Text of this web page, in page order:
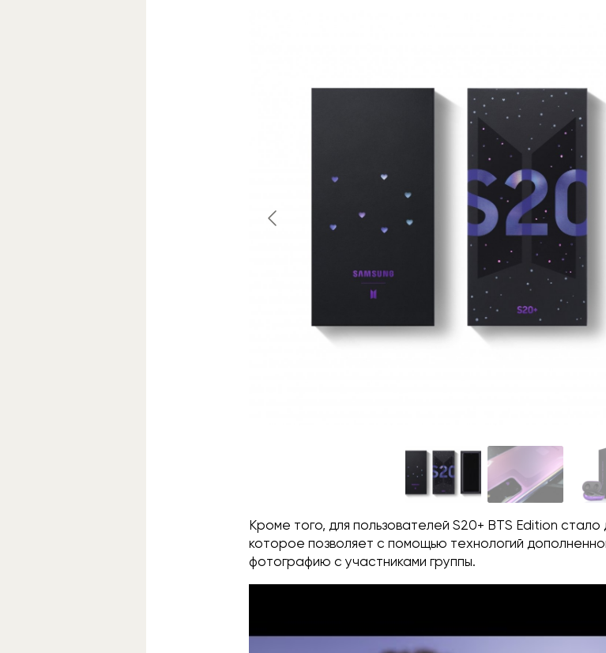
Кроме того, для пользователей S20+ BTS Edition
которое позволяет с помощью технологий
фотографию с участниками группы.